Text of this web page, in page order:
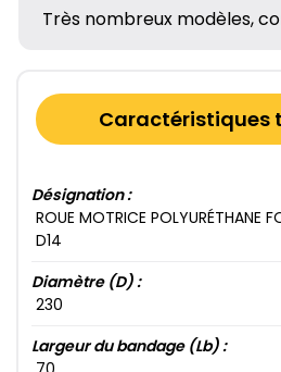
Très nombreux modèles,
Caractéristiques
Désignation :
ROUE MOTRICE
D14​
Diamètre (D) :
230​
Largeur du bandage (Lb) :